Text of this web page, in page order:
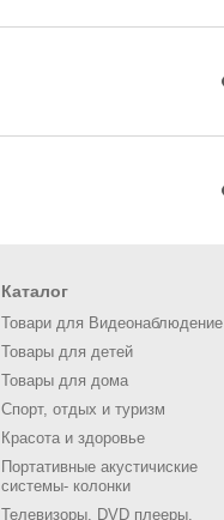
Каталог
Товари для Видеонаблюдение
Товары для детей
Товары для дома
Спорт, отдых и туризм
Красота и здоровье
Портативные акустичиские
системы- колонки
Телевизоры, DVD плееры,